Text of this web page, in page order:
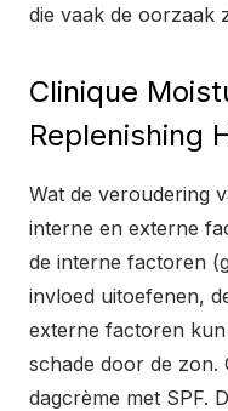
die vaak de oorzaak
Clinique
Replenishing
Wat de veroudering
interne en externe
de interne factoren
invloed uitoefenen,
externe factoren
schade door de zon.
dagcrème met SPF.